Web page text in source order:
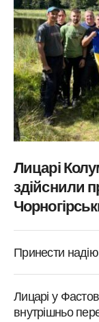
Лицарі
здійснили
Принести
Лицарі у
внутрішньо